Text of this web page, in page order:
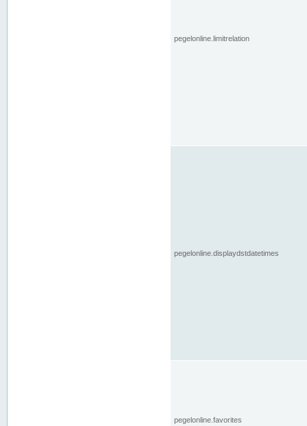
pegelonline.limitrelation
pegelonline.displaydstdatetimes
pegelonline.favorites